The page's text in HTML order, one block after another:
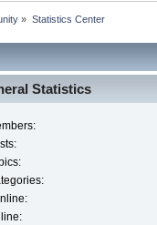
» Statistics Center
Statistics